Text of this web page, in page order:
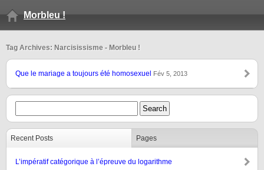
Morbleu !
Tag Archives: Narcisissisme - Morbleu !
Que le mariage a toujours été homosexuel Fév 5, 2013
Recent Posts Pages
L’impératif catégorique à l’épreuve du logarithme